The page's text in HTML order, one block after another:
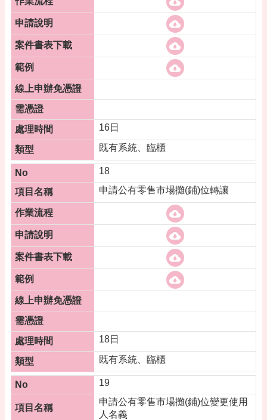
16日
既有系統、臨櫃
18
申請公有零售市場攤(鋪)位轉讓
18日
既有系統、臨櫃
19
申請公有零售市場攤(鋪)位變更使用
人名義